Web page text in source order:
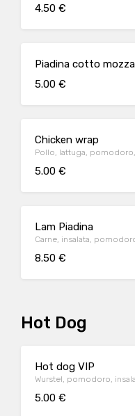
4.50 €
Piadina cotto
5.00 €
Chicken wrap
Pollo, lattuga,
5.00 €
Lam Piadina
Carne, insalata,
8.50 €
Hot Dog
Hot dog VIP
Wurstel, pomodoro,
5.00 €